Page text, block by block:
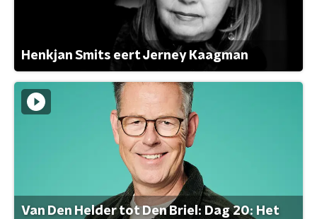
Henkjan Smits eert Jerney Kaagman
Van Den Helder tot Den Briel: Dag 20: Het